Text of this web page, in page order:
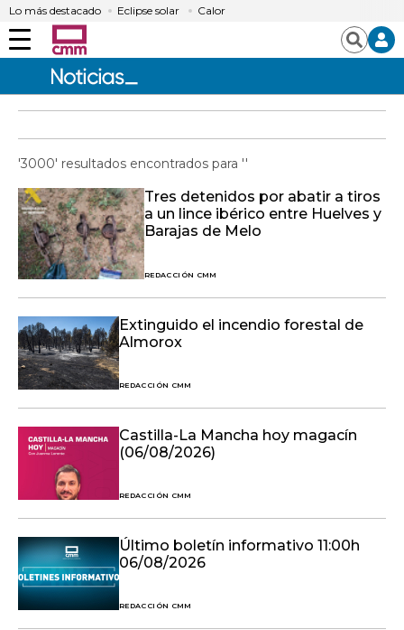
Lo más destacado Eclipse solar Calor
Menú Buscar
'3000' resultados encontrados para ''
Tres detenidos por abatir a tiros
a un lince ibérico entre Huelves y
Barajas de Melo
REDACCIÓN CMM
Extinguido el incendio forestal de
Almorox
REDACCIÓN CMM
Castilla-La Mancha hoy magacín
(06/08/2026)
REDACCIÓN CMM
Último boletín informativo 11:00h
06/08/2026
REDACCIÓN CMM